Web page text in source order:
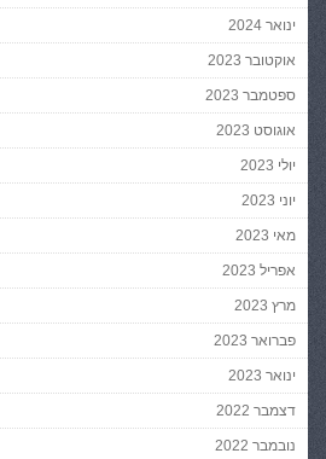
ינואר 2024
אוקטובר 2023
ספטמבר 2023
אוגוסט 2023
יולי 2023
יוני 2023
מאי 2023
אפריל 2023
מרץ 2023
פברואר 2023
ינואר 2023
דצמבר 2022
נובמבר 2022